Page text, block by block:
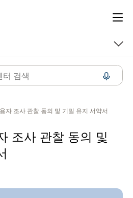
자 조사 관찰 동의 및 기밀 유지 서약서
조사 관찰 동의 및